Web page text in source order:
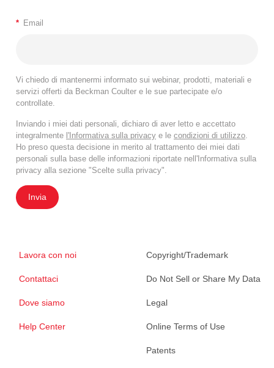
* Email
Vi chiedo di mantenermi informato sui webinar, prodotti, materiali e
servizi offerti da Beckman Coulter e le sue partecipate e/o
controllate.
Inviando i miei dati personali, dichiaro di aver letto e accettato
integralmente l'Informativa sulla privacy e le condizioni di utilizzo
Ho preso questa decisione in merito al trattamento dei miei dati
personali sulla base delle informazioni riportate nell'Informativa sulla
privacy alla sezione "Scelte sulla privacy".
Invia
Lavora con noi
Contattaci
Dove siamo
Help Center
Copyright/Trademark
Do Not Sell or Share My Data
Legal
Online Terms of Use
Patents